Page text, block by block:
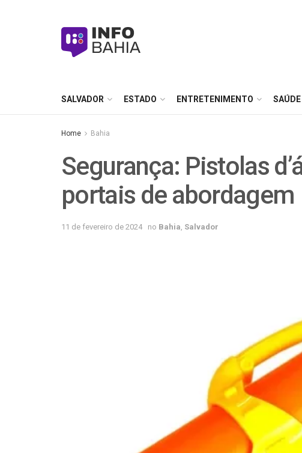
SALVADOR ESTADO ENTRETENIMENTO
Home Bahia
Segurança: Pistolas
portais de abordagem
11 de fevereiro de 2024 no Bahia Salvador